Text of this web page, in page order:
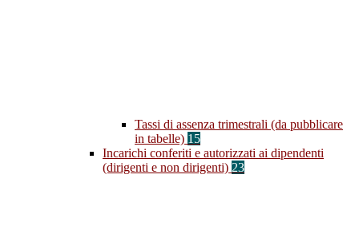
Tassi di assenza trimestrali (da pubblicare
in tabelle) 15
Incarichi conferiti e autorizzati ai dipendenti
(dirigenti e non dirigenti) 23